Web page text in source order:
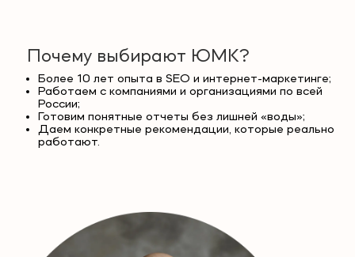
Почему выбирают ЮМК?
Более 10 лет опыта в SEO и интернет-маркетинге;
Работаем с компаниями и организациями по всей
России;
Готовим понятные отчеты без лишней «воды»;
Даем конкретные рекомендации, которые реально
работают.